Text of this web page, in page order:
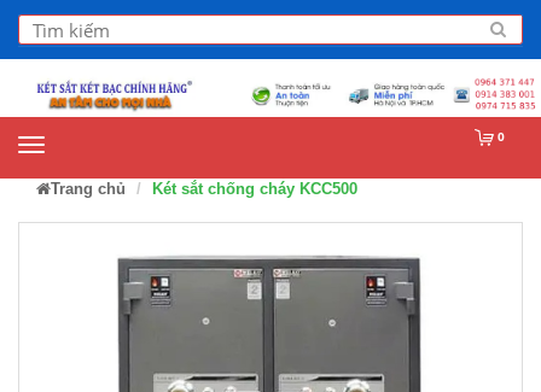
0
Trang chủ Két sắt chống cháy KCC500